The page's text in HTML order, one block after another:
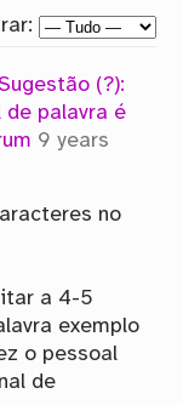
Sugestão (?):
de palavra é
9 years
no
a 4-5
exemplo
o pessoal
de